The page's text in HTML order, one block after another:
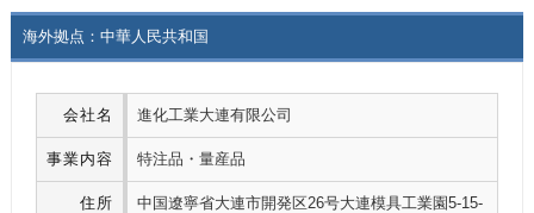
海外拠点：中華人民共和国
会社名 進化工業大連有限公司
事業内容 特注品・量産品
住所
中国遼寧省大連市開発区26号大連模具工業園5-15-